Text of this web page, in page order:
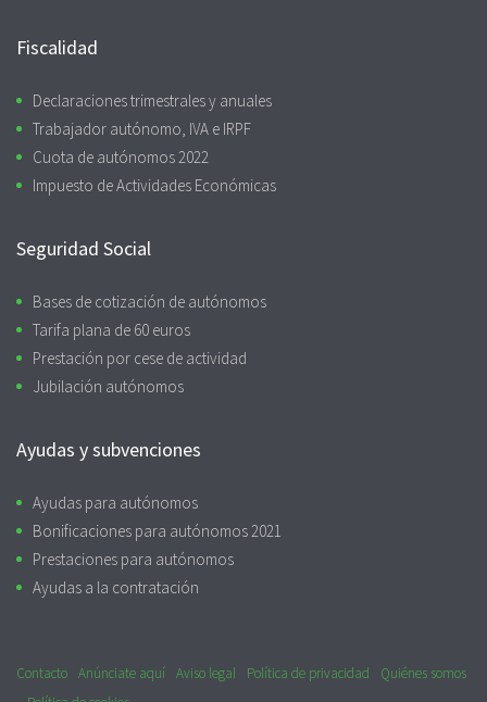
Fiscalidad
Declaraciones trimestrales y anuales
Trabajador autónomo, IVA e IRPF
Cuota de autónomos 2022
Impuesto de Actividades Económicas
Seguridad Social
Bases de cotización de autónomos
Tarifa plana de 60 euros
Prestación por cese de actividad
Jubilación autónomos
Ayudas y subvenciones
Ayudas para autónomos
Bonificaciones para autónomos 2021
Prestaciones para autónomos
Ayudas a la contratación
Contacto Anúnciate aquí Aviso legal Política de privacidad
Quiénes somos